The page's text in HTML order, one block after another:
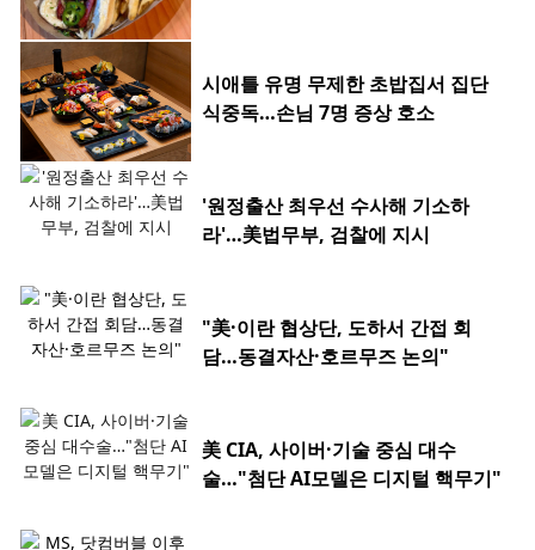
시애틀 유명 무제한 초밥집서 집단
식중독…손님 7명 증상 호소
'원정출산 최우선 수사해 기소하
라'…美법무부, 검찰에 지시
"美·이란 협상단, 도하서 간접 회
담…동결자산·호르무즈 논의"
美 CIA, 사이버·기술 중심 대수
술…"첨단 AI모델은 디지털 핵무기"